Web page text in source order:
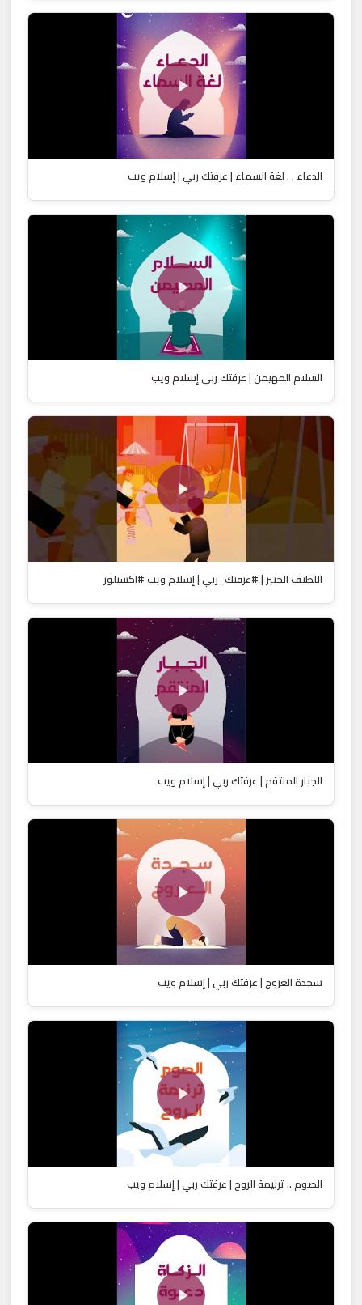
الدعاء . . لغة السماء | عرفتك ربي | إسلام ويب
السلام المهيمن | عرفتك ربي إسلام ويب
اللطيف الخبير | #عرفتك_ربي | إسلام ويب #اكسبلور
الجبار المنتقم | عرفتك ربي | إسلام ويب
سجدة العروج | عرفتك ربي | إسلام ويب
الصوم .. ترنيمة الروح | عرفتك ربي | إسلام ويب